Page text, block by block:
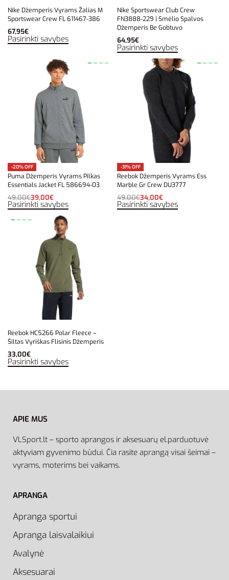
Nike Džemperis Vyrams Žalias M
Sportswear Crew FL 611467-386
67,95€
Pasirinkti savybes
Nike Sportswear Club Crew
FN3888-229 | Smėlio Spalvos
Džemperis Be Gobtuvo
64,95€
Pasirinkti savybes
-20% OFF
Puma Džemperis Vyrams Pilkas
Essentials Jacket FL 586694-03
49,00€39,00€
Pasirinkti savybes
-31% OFF
Reebok Džemperis Vyrams Ess
Marble Gr Crew DU3777
49,00€34,00€
Pasirinkti savybes
Reebok HC5266 Polar Fleece –
Šiltas Vyriškas Flisinis Džemperis
33,00€
Pasirinkti savybes
APIE MUS
VLSport.lt – sporto aprangos ir aksesuarų el.parduotuvė
aktyviam gyvenimo būdui. Čia rasite aprangą visai šeimai –
vyrams, moterims bei vaikams.
APRANGA
Apranga sportui
Apranga laisvalaikiui
Avalynė
Aksesuarai